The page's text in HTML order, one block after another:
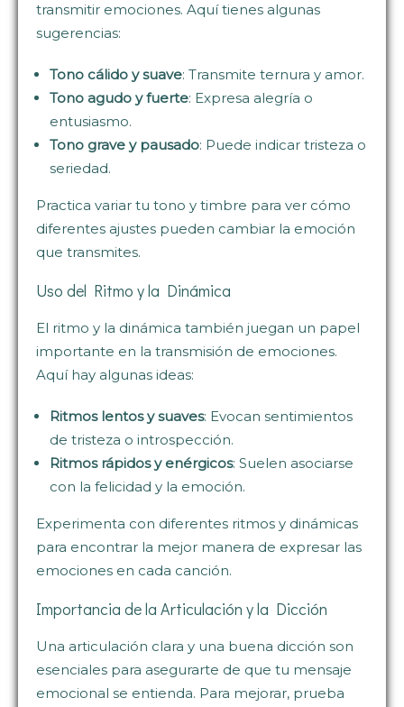
transmitir emociones. Aquí tienes algunas
sugerencias:
Tono cálido y suave: Transmite ternura y amor.
Tono agudo y fuerte: Expresa alegría o
entusiasmo.
Tono grave y pausado: Puede indicar tristeza o
seriedad.
Practica variar tu tono y timbre para ver cómo
diferentes ajustes pueden cambiar la emoción
que transmites.
Uso del Ritmo y la Dinámica
El ritmo y la dinámica también juegan un papel
importante en la transmisión de emociones.
Aquí hay algunas ideas:
Ritmos lentos y suaves: Evocan sentimientos
de tristeza o introspección.
Ritmos rápidos y enérgicos: Suelen asociarse
con la felicidad y la emoción.
Experimenta con diferentes ritmos y dinámicas
para encontrar la mejor manera de expresar las
emociones en cada canción.
Importancia de la Articulación y la Dicción
Una articulación clara y una buena dicción son
esenciales para asegurarte de que tu mensaje
emocional se entienda. Para mejorar, prueba